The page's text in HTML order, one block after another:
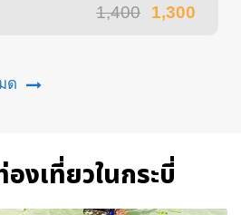
1,400 1,300
ด
งเที่ยวในกระบี่